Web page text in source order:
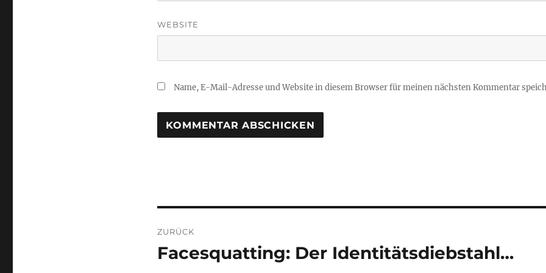
WEBSITE
Name, E-Mail-Adresse und Website in diesem Browser für meinen nächsten Kommentar
ZURÜCK
Vorheriger
Facesquatting: Der Identitätsdiebstahl…